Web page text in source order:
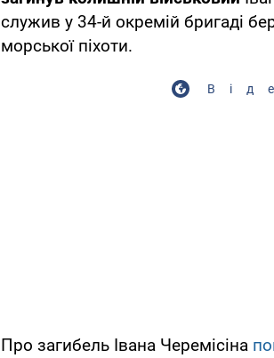
служив у 34-й окремій бригаді
морської піхоти.
Про загибель Івана Черемісіна